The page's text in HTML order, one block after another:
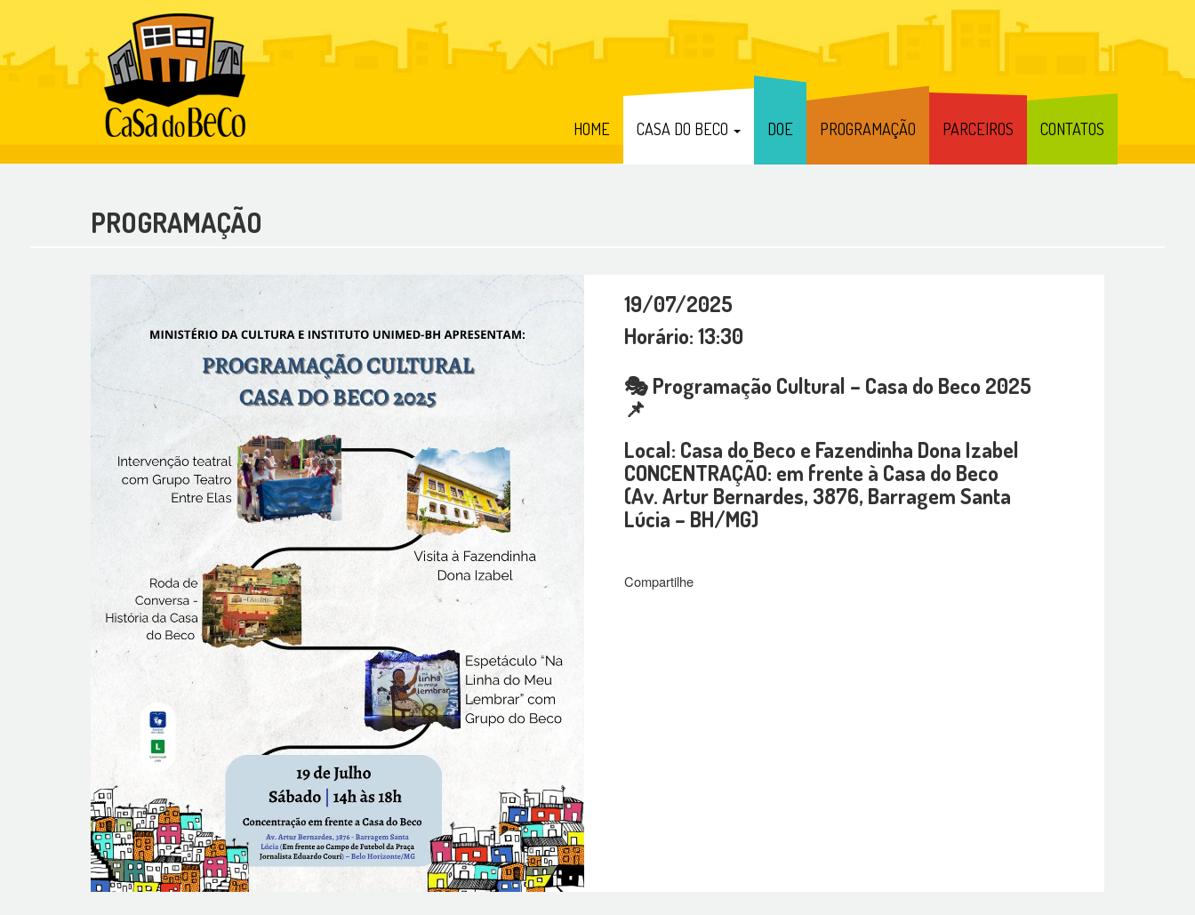
HOME CASA DO BECO DOE PROGRAMAÇÃO PARCEIROS CONTATOS
PROGRAMAÇÃO
19/07/2025
Horário: 13:30
🎭 Programação Cultural – Casa do Beco 2025
📌
Local: Casa do Beco e Fazendinha Dona Izabel
CONCENTRAÇÃO: em frente à Casa do Beco
(Av. Artur Bernardes, 3876, Barragem Santa
Lúcia – BH/MG)
Compartilhe